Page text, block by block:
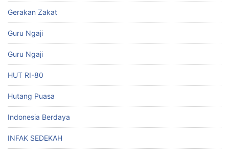
Gerakan Zakat
Guru Ngaji
Guru Ngaji
HUT RI-80
Hutang Puasa
Indonesia Berdaya
INFAK SEDEKAH